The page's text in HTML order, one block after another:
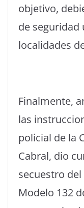
objetivo,
de seguridad
localidades
Finalmente,
las
policial de la
Cabral, dio
secuestro
Modelo 132